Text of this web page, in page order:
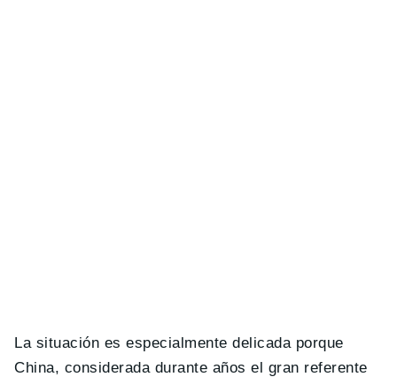
La situación es especialmente delicada porque
China, considerada durante años el gran referente